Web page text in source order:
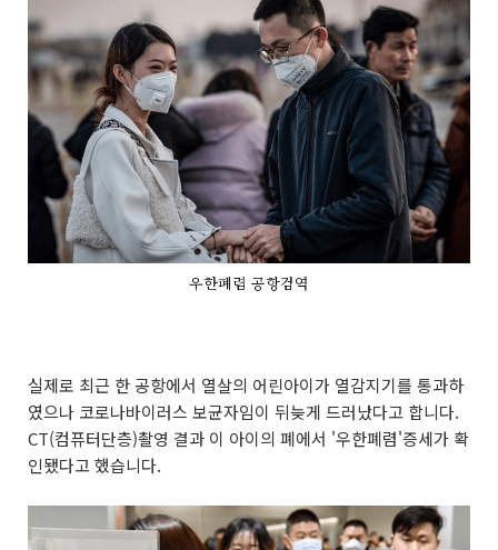
우한폐렴 공항검역
실제로 최근 한 공항에서 열살의 어린아이가 열감지기를 통과하
였으나 코로나바이러스 보균자임이 뒤늦게 드러났다고 합니다.
CT(컴퓨터단층)촬영 결과 이 아이의 폐에서 '우한폐렴'증세가 확
인됐다고 했습니다.